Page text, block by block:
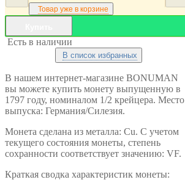
Товар уже в корзине
Есть в наличии
В список избранных
В нашем интернет-магазине BONUMAN
вы можете купить монету выпущенную в
1797 году, номиналом 1/2 крейцера. Место
выпуска: Германия/Силезия.
Монета сделана из металла: Cu. С учетом
текущего состояния монеты, степень
сохранности соответствует значению: VF.
Краткая сводка характеристик монеты: